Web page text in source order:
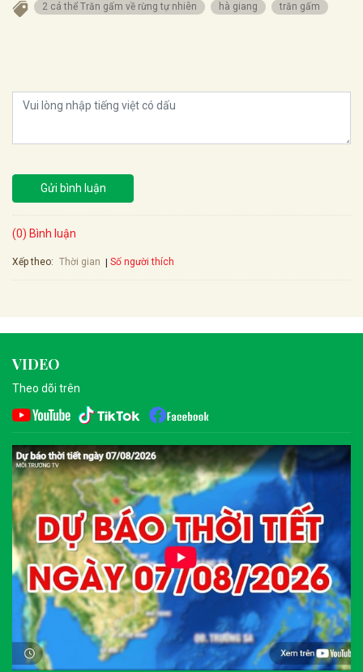
2 cá thể Trăn gấm về rừng tự nhiên hà giang trăn gấm
Gửi bình luận
(0) Bình luận
Xếp theo: Thời gian Số người thích
VIDEO
Theo dõi trên